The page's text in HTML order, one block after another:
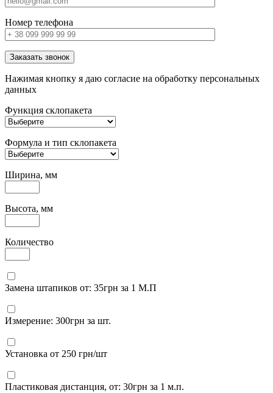
Номер телефона
Заказать звонок
Нажимая кнопку я даю согласие на обработку персональных
данных
Функция склопакета
Формула и тип склопакета
Ширина, мм
Высота, мм
Количество
Замена штапиков от: 35грн за 1 М.П
Измерение: 300грн за шт.
Установка от 250 грн/шт
Пластиковая дистанция, от: 30грн за 1 м.п.